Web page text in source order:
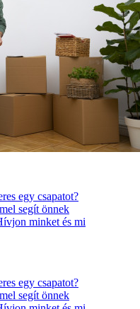
egy csapatot?
segít önnek
minket és mi
egy csapatot?
segít önnek